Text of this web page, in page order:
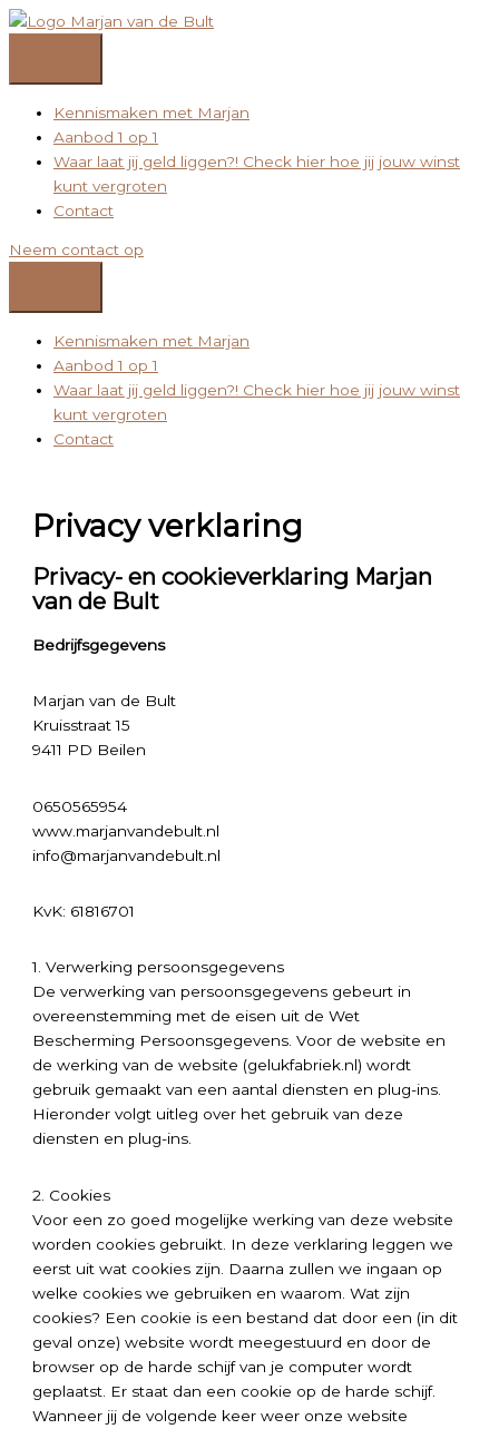
Ga
Kennismaken met Marjan
Aanbod 1 op 1
Waar laat jij geld liggen?! Check hier hoe jij jouw winst
kunt vergroten
Contact
Neem contact op
Kennismaken met Marjan
Aanbod 1 op 1
Waar laat jij geld liggen?! Check hier hoe jij jouw winst
kunt vergroten
Contact
Privacy verklaring
Privacy- en cookieverklaring Marjan
van de Bult
Bedrijfsgegevens
Marjan van de Bult
Kruisstraat 15
9411 PD Beilen
0650565954
www.marjanvandebult.nl
info@marjanvandebult.nl
KvK: 61816701
1. Verwerking persoonsgegevens
De verwerking van persoonsgegevens gebeurt in
overeenstemming met de eisen uit de Wet
Bescherming Persoonsgegevens. Voor de website en
de werking van de website (gelukfabriek.nl) wordt
gebruik gemaakt van een aantal diensten en plug-ins.
Hieronder volgt uitleg over het gebruik van deze
diensten en plug-ins.
2. Cookies
Voor een zo goed mogelijke werking van deze website
worden cookies gebruikt. In deze verklaring leggen we
eerst uit wat cookies zijn. Daarna zullen we ingaan op
welke cookies we gebruiken en waarom. Wat zijn
cookies? Een cookie is een bestand dat door een (in dit
geval onze) website wordt meegestuurd en door de
browser op de harde schijf van je computer wordt
geplaatst. Er staat dan een cookie op de harde schijf.
Wanneer jij de volgende keer weer onze website